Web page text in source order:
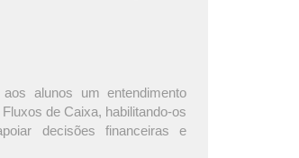
alunos um entendimento
de Caixa, habilitando-os
decisões financeiras e